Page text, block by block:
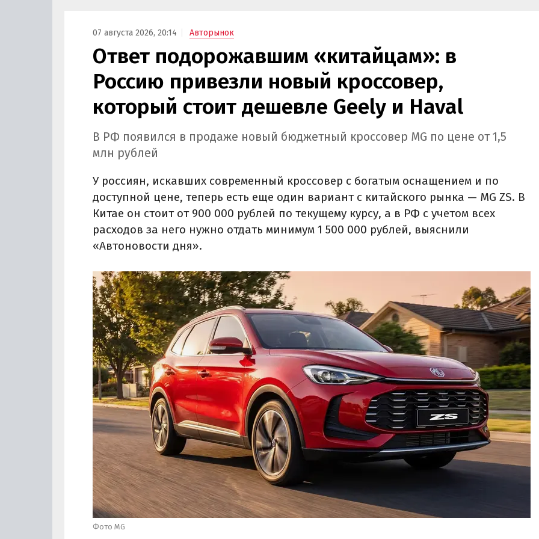
07 августа 2026, 20:14 Авторынок
Ответ подорожавшим «китайцам»: в
Россию привезли новый кроссовер,
который стоит дешевле Geely и Haval
В РФ появился в продаже новый бюджетный кроссовер MG по цене от 1,5
млн рублей
У россиян, искавших современный кроссовер с богатым оснащением и по
доступной цене, теперь есть еще один вариант с китайского рынка — MG ZS. В
Китае он стоит от 900 000 рублей по текущему курсу, а в РФ с учетом всех
расходов за него нужно отдать минимум 1 500 000 рублей, выяснили
«Автоновости дня».
Фото MG